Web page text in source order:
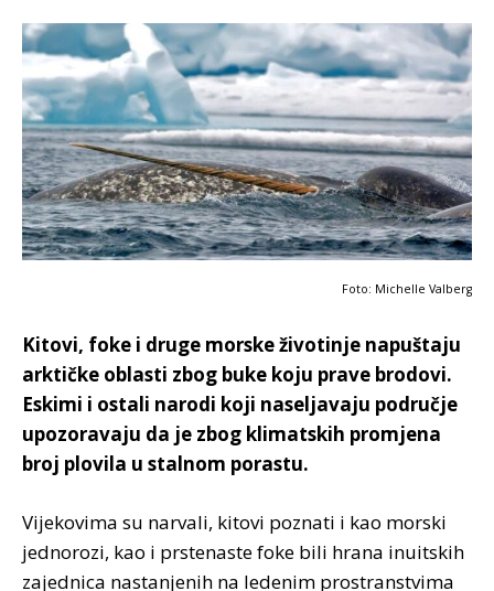
Foto: Michelle Valberg
Kitovi, foke i druge morske životinje napuštaju
arktičke oblasti zbog buke koju prave brodovi.
Eskimi i ostali narodi koji naseljavaju područje
upozoravaju da je zbog klimatskih promjena
broj plovila u stalnom porastu.
Vijekovima su narvali, kitovi poznati i kao morski
jednorozi, kao i prstenaste foke bili hrana inuitskih
zajednica nastanjenih na ledenim prostranstvima